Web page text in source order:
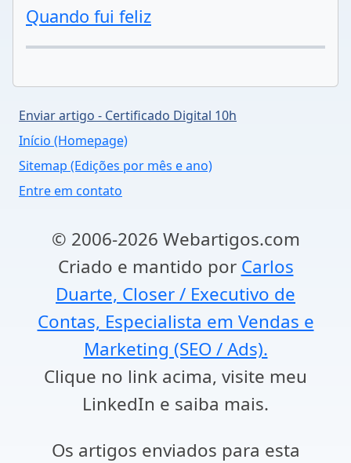
Quando fui feliz
Enviar artigo - Certificado Digital 10h
Início (Homepage)
Sitemap (Edições por mês e ano)
Entre em contato
© 2006-2026 Webartigos.com
Criado e mantido por Carlos
Duarte, Closer / Executivo de
Contas, Especialista em Vendas e
Marketing (SEO / Ads).
Clique no link acima, visite meu
LinkedIn e saiba mais.
Os artigos enviados para esta